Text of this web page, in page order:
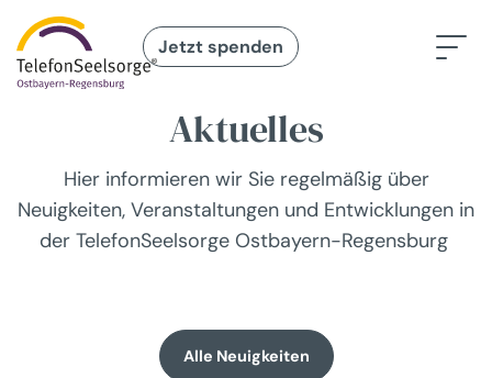
Jetzt spenden
Aktuelles
Hier informieren wir Sie regelmäßig über
Neuigkeiten, Veranstaltungen und Entwicklungen in
der TelefonSeelsorge Ostbayern-Regensburg
Alle Neuigkeiten